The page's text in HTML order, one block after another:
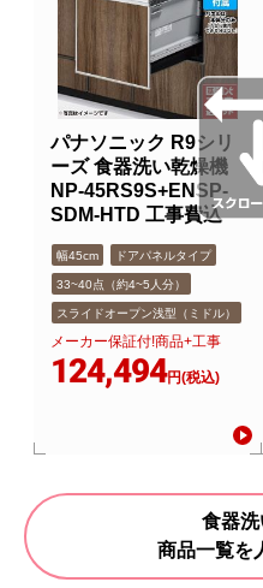
パナソニック R9シリ
ーズ 食器洗い乾燥機
NP-45RS9S+ENSP-
SDM-HTD 工事費込
幅45cm ドアパネルタイプ
33~40点（約4~5人分）
スライドオープン浅型（ミドル）
メーカー保証付!商品+工事
124,494円(税込)
食器
商品一覧を